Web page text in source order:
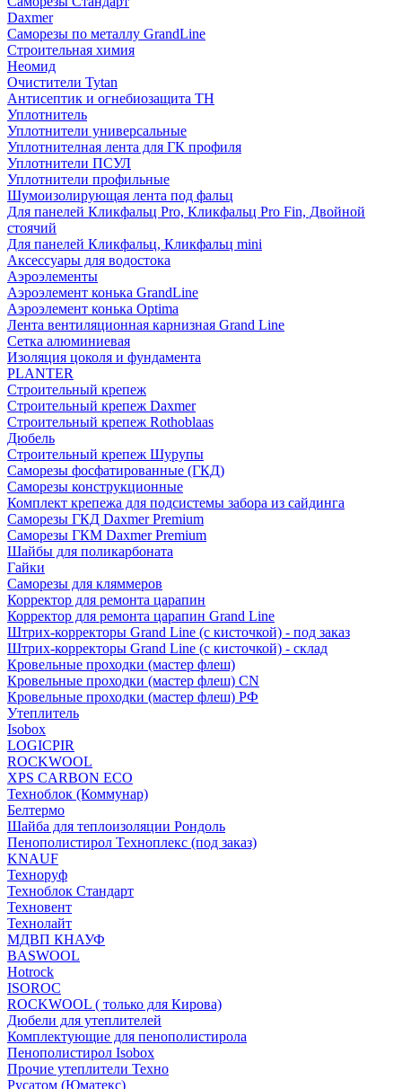
Daxmer
Саморезы по металлу GrandLine
Строительная химия
Неомид
Очистители Tytan
Антисептик и огнебиозащита ТН
Уплотнитель
Уплотнители универсальные
Уплотнителная лента для ГК профиля
Уплотнители ПСУЛ
Уплотнители профильные
Шумоизолирующая лента под фальц
Для панелей Кликфальц Pro, Кликфальц Pro Fin, Двойной
стоячий
Для панелей Кликфальц, Кликфальц mini
Аксессуары для водостока
Аэроэлементы
Аэроэлемент конька GrandLine
Аэроэлемент конька Optima
Лента вентиляционная карнизная Grand Line
Сетка алюминиевая
Изоляция цоколя и фундамента
PLANTER
Строительный крепеж
Строительный крепеж Daxmer
Строительный крепеж Rothoblaas
Дюбель
Строительный крепеж Шурупы
Саморeзы фосфатированные (ГКД)
Саморезы конструкционные
Комплект крепежа для подсистемы забора из сайдинга
Саморезы ГКД Daxmer Premium
Саморезы ГКМ Daxmer Premium
Шайбы для поликарбоната
Гайки
Саморезы для кляммеров
Корректор для ремонта царапин
Корректор для ремонта царапин Grand Line
Штрих-корректоры Grand Line (с кисточкой) - под заказ
Штрих-корректоры Grand Line (с кисточкой) - склад
Кровельные проходки (мастер флеш)
Кровельные проходки (мастер флеш) CN
Кровельные проходки (мастер флеш) РФ
Утеплитель
Isobox
LOGICPIR
ROCKWOOL
XPS CARBON ECO
Техноблок (Коммунар)
Белтермо
Шайба для теплоизоляции Рондоль
Пенополистирол Техноплекс (под заказ)
KNАUF
Технoруф
Техноблок Стандарт
Техновент
Технолайт
МДВП КНАУФ
BASWOOL
Hotrock
ISOROC
ROCKWOOL ( только для Кирова)
Дюбели для утеплителей
Комплектующие для пенополистирола
Пенополистирол Isobox
Прочие утеплители Техно
Русатом (Юматекс)